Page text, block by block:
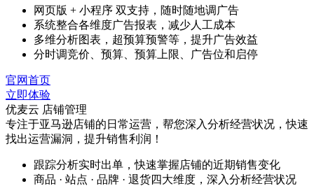
网页版 + 小程序 双支持，随时随地调广告
系统整合各维度广告报表，减少人工成本
多维分析图表，超预算预警等，提升广告效益
分时调竞价、预算、预算上限、广告位和启停
官网首页
立即体验
优麦云 店铺管理
专注于亚马逊店铺的日常运营，帮您深入分析经营状况，快速
找出运营漏洞，提升销售利润！
跟踪分析实时出单，快速掌握店铺的近期销售变化
商品 · 站点 · 品牌 · 退货四大维度，深入分析经营状况